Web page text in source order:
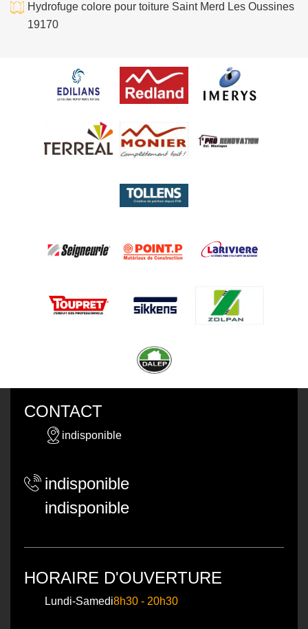
Hydrofuge colore pour toiture Saint Merd Les Oussines
19170
CONTACT
indisponible
indisponible
indisponible
HORAIRE D'OUVERTURE
Lundi-Samedi8h30 - 20h30